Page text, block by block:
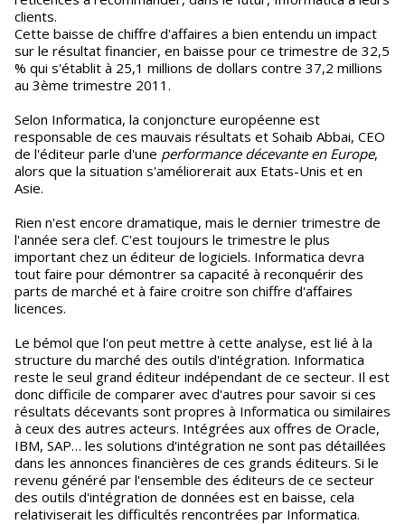
clients.
Cette baisse de chiffre d'affaires a bien entendu un impact
sur le résultat financier, en baisse pour ce trimestre de 32,5
% qui s'établit à 25,1 millions de dollars contre 37,2 millions
au 3ème trimestre 2011.
Selon Informatica, la conjoncture européenne est
responsable de ces mauvais résultats et Sohaib Abbai, CEO
de l'éditeur parle d'une performance décevante en Europe,
alors que la situation s'améliorerait aux Etats-Unis et en
Asie.
Rien n'est encore dramatique, mais le dernier trimestre de
l'année sera clef. C'est toujours le trimestre le plus
important chez un éditeur de logiciels. Informatica devra
tout faire pour démontrer sa capacité à reconquérir des
parts de marché et à faire croitre son chiffre d'affaires
licences.
Le bémol que l'on peut mettre à cette analyse, est lié à la
structure du marché des outils d'intégration. Informatica
reste le seul grand éditeur indépendant de ce secteur. Il est
donc difficile de comparer avec d'autres pour savoir si ces
résultats décevants sont propres à Informatica ou similaires
à ceux des autres acteurs. Intégrées aux offres de Oracle,
IBM, SAP… les solutions d'intégration ne sont pas détaillées
dans les annonces financières de ces grands éditeurs. Si le
revenu généré par l'ensemble des éditeurs de ce secteur
des outils d'intégration de données est en baisse, cela
relativiserait les difficultés rencontrées par Informatica.